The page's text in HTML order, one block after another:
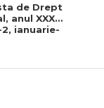
de Drept
anul XXXI,
2, ianuarie-